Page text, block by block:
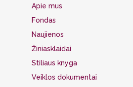
Apie mus
Fondas
Naujienos
Žiniasklaidai
Stiliaus knyga
Veiklos dokumentai